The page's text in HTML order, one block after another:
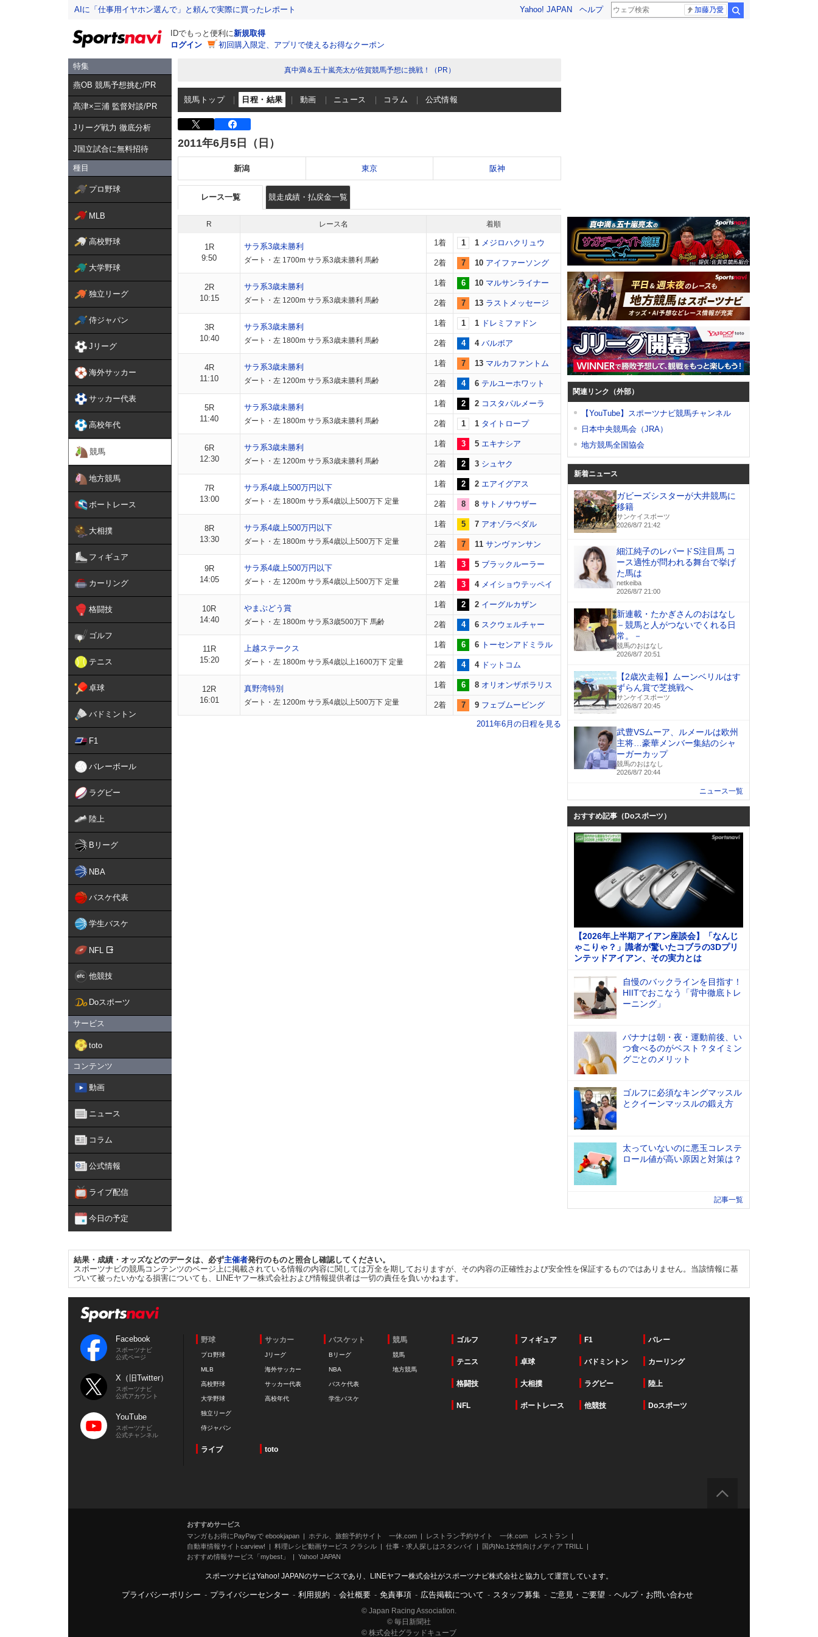
AIに「仕事用イヤホン選んで」と頼んで実際に買ったレポート Yahoo! JAPAN ヘルプ 加藤乃愛
IDでもっと便利に新規取得
ログイン
初回購入限定、アプリで使えるお得なクーポン
特集
燕OB 競馬予想挑む/PR
髙津×三浦 監督対談/PR
Jリーグ戦力 徹底分析
J国立試合に無料招待
種目
プロ野球
MLB
高校野球
大学野球
独立リーグ
侍ジャパン
Jリーグ
海外サッカー
サッカー代表
高校年代
競馬
地方競馬
ボートレース
大相撲
フィギュア
カーリング
格闘技
ゴルフ
テニス
卓球
バドミントン
F1
バレーボール
ラグビー
陸上
Bリーグ
NBA
バスケ代表
学生バスケ
NFL
他競技
Doスポーツ
サービス
toto
コンテンツ
動画
ニュース
コラム
公式情報
ライブ配信
今日の予定
真中満＆五十嵐亮太が佐賀競馬予想に挑戦！（PR）
競馬トップ 日程・結果 動画 ニュース コラム 公式情報
2011年6月5日（日）
新潟 東京 阪神
レース一覧 競走成績・払戻金一覧
R レース名 着順
1R
9:50
サラ系3歳未勝利
ダート・左 1700m サラ系3歳未勝利 馬齢
1着 1 1 メジロハクリュウ
2着 7 10 アイファーソング
2R
10:15
サラ系3歳未勝利
ダート・左 1200m サラ系3歳未勝利 馬齢
1着 6 10 マルサンライナー
2着 7 13 ラストメッセージ
3R
10:40
サラ系3歳未勝利
ダート・左 1800m サラ系3歳未勝利 馬齢
1着 1 1 ドレミファドン
2着 4 4 バルボア
4R
11:10
サラ系3歳未勝利
ダート・左 1200m サラ系3歳未勝利 馬齢
1着 7 13 マルカファントム
2着 4 6 テルユーホワット
5R
11:40
サラ系3歳未勝利
ダート・左 1800m サラ系3歳未勝利 馬齢
1着 2 2 コスタパルメーラ
2着 1 1 タイトロープ
6R
12:30
サラ系3歳未勝利
ダート・左 1200m サラ系3歳未勝利 馬齢
1着 3 5 エキナシア
2着 2 3 シュヤク
7R
13:00
サラ系4歳上500万円以下
ダート・左 1800m サラ系4歳以上500万下 定量
1着 2 2 エアイグアス
2着 8 8 サトノサウザー
8R
13:30
サラ系4歳上500万円以下
ダート・左 1800m サラ系4歳以上500万下 定量
1着 5 7 アオゾラペダル
2着 7 11 サンヴァンサン
9R
14:05
サラ系4歳上500万円以下
ダート・左 1200m サラ系4歳以上500万下 定量
1着 3 5 ブラックルーラー
2着 3 4 メイショウテッペイ
10R
14:40
やまぶどう賞
ダート・左 1800m サラ系3歳500万下 馬齢
1着 2 2 イーグルカザン
2着 4 6 スクウェルチャー
11R
15:20
上越ステークス
ダート・左 1800m サラ系4歳以上1600万下 定量
1着 6 6 トーセンアドミラル
2着 4 4 ドットコム
12R
16:01
真野湾特別
ダート・左 1200m サラ系4歳以上500万下 定量
1着 6 8 オリオンザポラリス
2着 7 9 フェブムービング
2011年6月の日程を見る
関連リンク（外部）
【YouTube】スポーツナビ競馬チャンネル
日本中央競馬会（JRA）
地方競馬全国協会
新着ニュース
ガビーズシスターが大井競馬に
移籍
サンケイスポーツ
2026/8/7 21:42
細江純子のレパードS注目馬 コ
ース適性が問われる舞台で挙げ
た馬は
netkeiba
2026/8/7 21:00
新連載・たかぎさんのおはなし
－競馬と人がつないでくれる日
常。－
競馬のおはなし
2026/8/7 20:51
【2歳次走報】ムーンベリルはす
ずらん賞で芝挑戦へ
サンケイスポーツ
2026/8/7 20:45
武豊VSムーア、ルメールは欧州
主将…豪華メンバー集結のシャ
ーガーカップ
競馬のおはなし
2026/8/7 20:44
ニュース一覧
おすすめ記事（Doスポーツ）
【2026年上半期アイアン座談会】「なんじ
ゃこりゃ？」識者が驚いたコブラの3Dプリ
ンテッドアイアン、その実力とは
自慢のバックラインを目指す！
HIITでおこなう「背中徹底トレ
ーニング」
バナナは朝・夜・運動前後、い
つ食べるのがベスト？タイミン
グごとのメリット
ゴルフに必須なキングマッスル
とクイーンマッスルの鍛え方
太っていないのに悪玉コレステ
ロール値が高い原因と対策は？
記事一覧
結果・成績・オッズなどのデータは、必ず主催者発行のものと照合し確認してください。
スポーツナビの競馬コンテンツのページ上に掲載されている情報の内容に関しては万全を期しておりますが、その内容の正確性および安全性を保証するものではありません。当該情報に基
づいて被ったいかなる損害についても、LINEヤフー株式会社および情報提供者は一切の責任を負いかねます。
Facebook
スポーツナビ
公式ページ
X（旧Twitter）
スポーツナビ
公式アカウント
YouTube
スポーツナビ
公式チャンネル
野球
プロ野球
MLB
高校野球
大学野球
独立リーグ
侍ジャパン
サッカー
Jリーグ
海外サッカー
サッカー代表
高校年代
バスケット
Bリーグ
NBA
バスケ代表
学生バスケ
競馬
競馬
地方競馬
ゴルフ フィギュア F1 バレー
テニス 卓球 バドミントン カーリング
格闘技 大相撲 ラグビー 陸上
NFL ボートレース 他競技 Doスポーツ
ライブ toto
おすすめサービス
マンガもお得にPayPayで ebookjapan
ホテル、旅館予約サイト 一休.com
レストラン予約サイト 一休.com レストラン
自動車情報サイトcarview!
料理レシピ動画サービス クラシル 仕事・求人探しはスタンバイ
国内No.1女性向けメディア TRILL
おすすめ情報サービス「mybest」
Yahoo! JAPAN
スポーツナビはYahoo! JAPANのサービスであり、LINEヤフー株式会社がスポーツナビ株式会社と協力して運営しています。
プライバシーポリシー - プライバシーセンター - 利用規約 - 会社概要 - 免責事項 - 広告掲載について - スタッフ募集 - ご意見・ご要望 - ヘルプ・お問い合わせ
© Japan Racing Association.
© 毎日新聞社
© 株式会社グラッドキューブ